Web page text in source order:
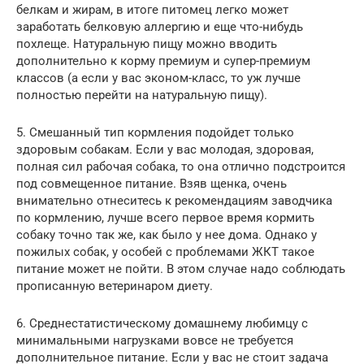
белкам и жирам, в итоге питомец легко может
заработать белковую аллергию и еще что-нибудь
похлеще. Натуральную пищу можно вводить
дополнительно к корму премиум и супер-премиум
классов (а если у вас эконом-класс, то уж лучше
полностью перейти на натуральную пищу).
5. Смешанный тип кормления подойдет только
здоровым собакам. Если у вас молодая, здоровая,
полная сил рабочая собака, то она отлично подстроится
под совмещенное питание. Взяв щенка, очень
внимательно отнеситесь к рекомендациям заводчика
по кормлению, лучше всего первое время кормить
собаку точно так же, как было у нее дома. Однако у
пожилых собак, у особей с проблемами ЖКТ такое
питание может не пойти. В этом случае надо соблюдать
прописанную ветеринаром диету.
6. Среднестатистическому домашнему любимцу с
минимальными нагрузками вовсе не требуется
дополнительное питание. Если у вас не стоит задача